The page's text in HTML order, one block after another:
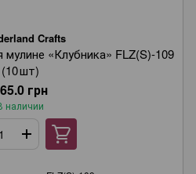
Crafts
мулине «Клубника» FLZ(S)-109
(10 шт)
грн
наличии
Crafts
консультант